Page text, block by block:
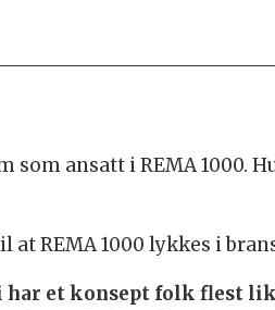
som ansatt i REMA 1000.
REMA 1000 lykkes i
har et konsept folk flest